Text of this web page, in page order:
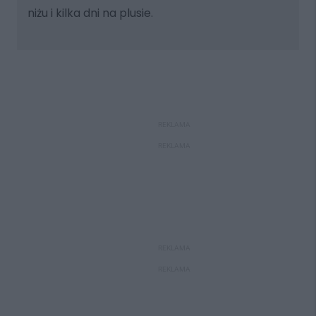
niżu i kilka dni na plusie.